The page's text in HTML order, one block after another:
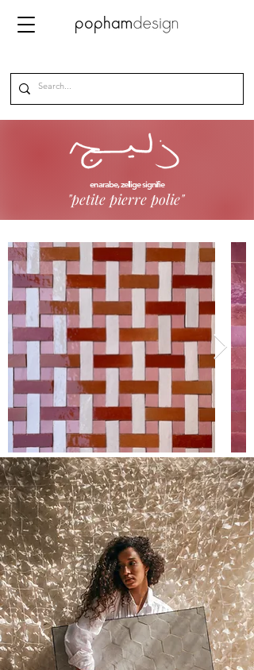
en arabe, zellige signifie
"petite pierre polie"